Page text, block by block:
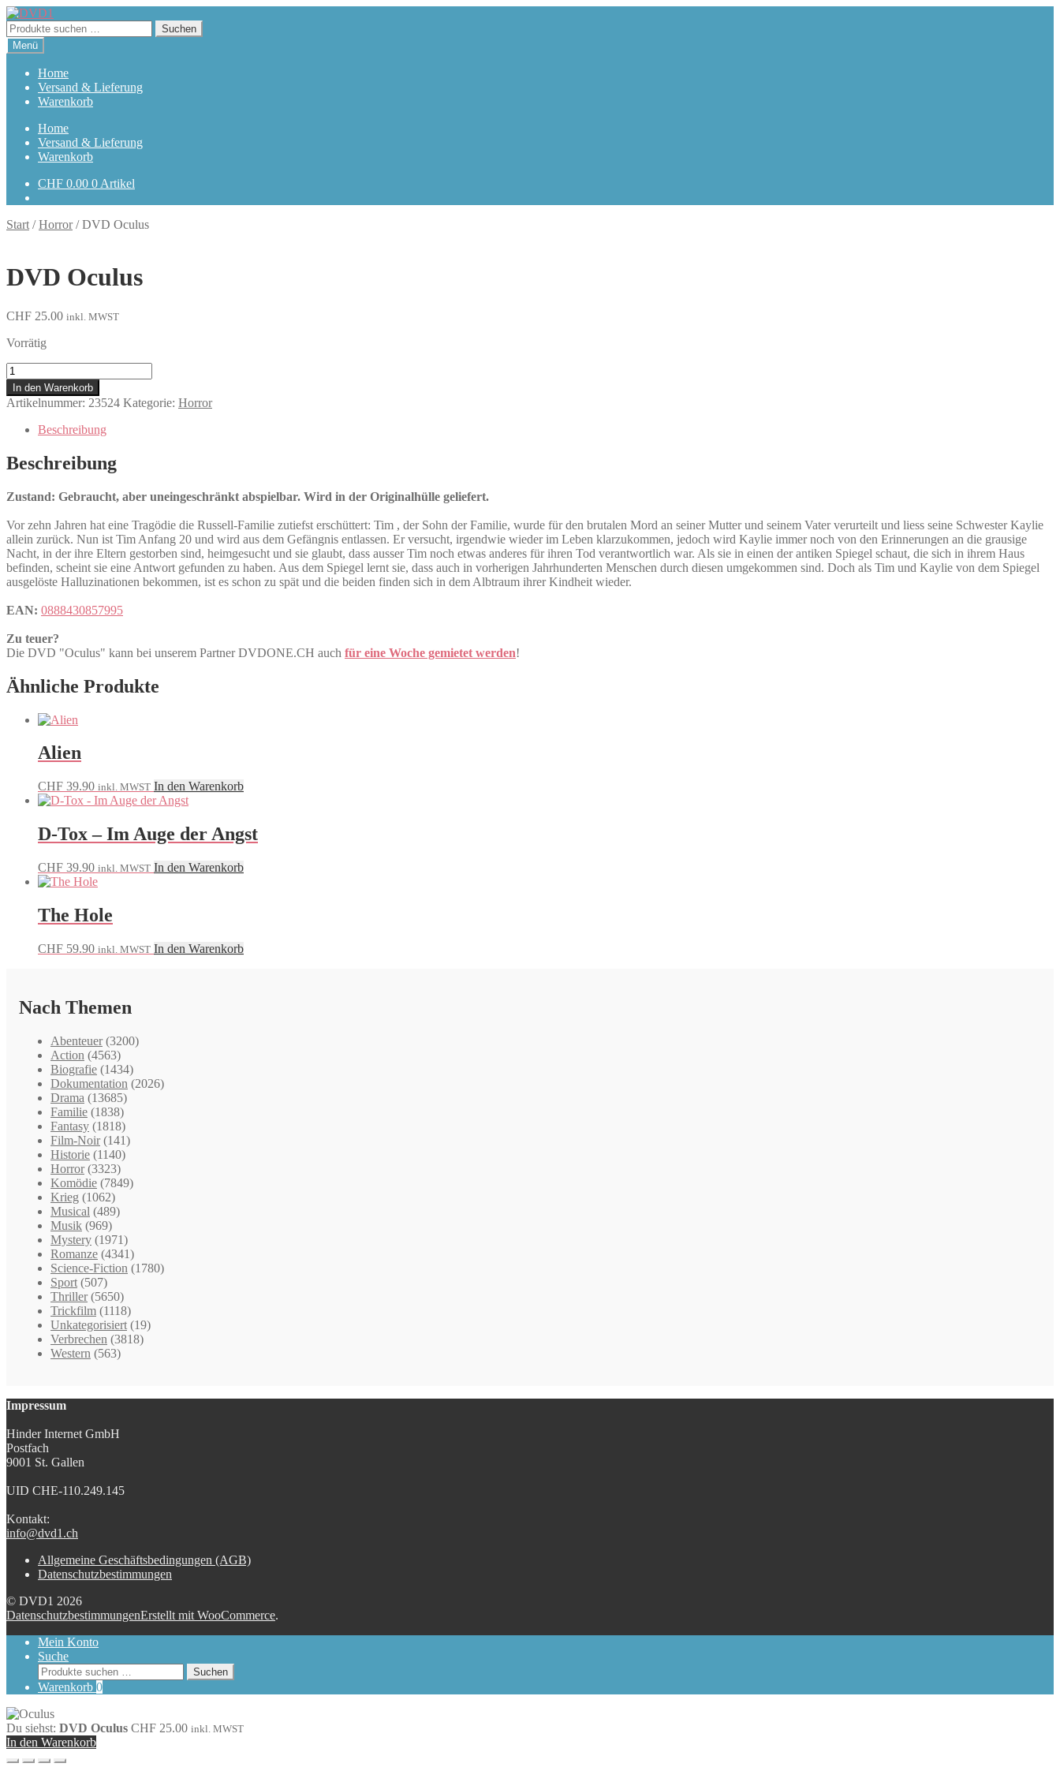
Zur
Navigation
springen
Zum
Inhalt
springen
Suchen
nach:
Suchen
Menü
Home
Versand & Lieferung
Warenkorb
Home
Versand & Lieferung
Warenkorb
CHF 0.00 0 Artikel
Start /Horror/DVD Oculus
DVD Oculus
CHF 25.00 inkl. MWST
Vorrätig
Oculus
Menge
In den Warenkorb
Artikelnummer: 23524 Kategorie: Horror
Beschreibung
Beschreibung
Zustand: Gebraucht, aber uneingeschränkt abspielbar. Wird in der Originalhülle geliefert.
Vor zehn Jahren hat eine Tragödie die Russell-Familie zutiefst erschüttert: Tim , der Sohn der Familie, wurde für den brutalen Mord an seiner Mutter und seinem Vater verurteilt und liess seine Schwester Kaylie
allein zurück. Nun ist Tim Anfang 20 und wird aus dem Gefängnis entlassen. Er versucht, irgendwie wieder im Leben klarzukommen, jedoch wird Kaylie immer noch von den Erinnerungen an die grausige
Nacht, in der ihre Eltern gestorben sind, heimgesucht und sie glaubt, dass ausser Tim noch etwas anderes für ihren Tod verantwortlich war. Als sie in einen der antiken Spiegel schaut, die sich in ihrem Haus
befinden, scheint sie eine Antwort gefunden zu haben. Aus dem Spiegel lernt sie, dass auch in vorherigen Jahrhunderten Menschen durch diesen umgekommen sind. Doch als Tim und Kaylie von dem Spiegel
ausgelöste Halluzinationen bekommen, ist es schon zu spät und die beiden finden sich in dem Albtraum ihrer Kindheit wieder.
EAN: 0888430857995
Zu teuer?
Die DVD "Oculus" kann bei unserem Partner DVDONE.CH auch für eine Woche gemietet werden!
Ähnliche Produkte
Alien
CHF 39.90 inkl. MWST In den Warenkorb
D-Tox – Im Auge der Angst
CHF 39.90 inkl. MWST In den Warenkorb
The Hole
CHF 59.90 inkl. MWST In den Warenkorb
Nach Themen
Abenteuer (3200)
Action (4563)
Biografie (1434)
Dokumentation (2026)
Drama (13685)
Familie (1838)
Fantasy (1818)
Film-Noir (141)
Historie (1140)
Horror (3323)
Komödie (7849)
Krieg (1062)
Musical (489)
Musik (969)
Mystery (1971)
Romanze (4341)
Science-Fiction (1780)
Sport (507)
Thriller (5650)
Trickfilm (1118)
Unkategorisiert (19)
Verbrechen (3818)
Western (563)
Impressum
Hinder Internet GmbH
Postfach
9001 St. Gallen
UID CHE-110.249.145
Kontakt:
info@dvd1.ch
Allgemeine Geschäftsbedingungen (AGB)
Datenschutzbestimmungen
© DVD1 2026
DatenschutzbestimmungenErstellt mit WooCommerce.
Mein Konto
Suche
Suchen
nach:
Suchen
Warenkorb 0
Du siehst: DVD Oculus CHF 25.00 inkl. MWST
In den Warenkorb